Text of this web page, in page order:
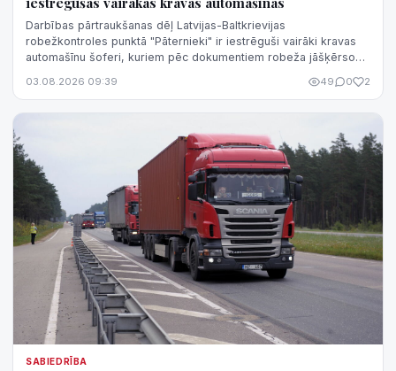
Darbības pārtraukšanas dēļ Latvijas-Baltkrievijas
robežkontroles punktā "Pāternieki" ir iestrēguši vairāki kravas
automašīnu šoferi, kuriem pēc dokumentiem robeža jāšķērso
03.08.2026 09:39 49 0 2
SABIEDRĪBA